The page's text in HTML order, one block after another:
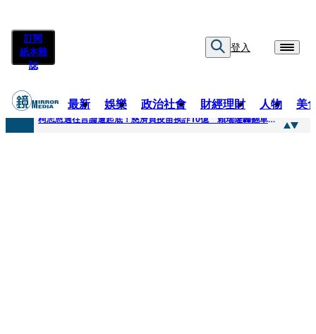
訂閱
紙本雜
誌
登入
最新 娛樂 政治社會 財經理財 人物 美
快訊
柯志恩過往言論遭起底！慈濟買疫苗挨詐10億 賴瑞隆轟翻車：應為當年錯誤道歉